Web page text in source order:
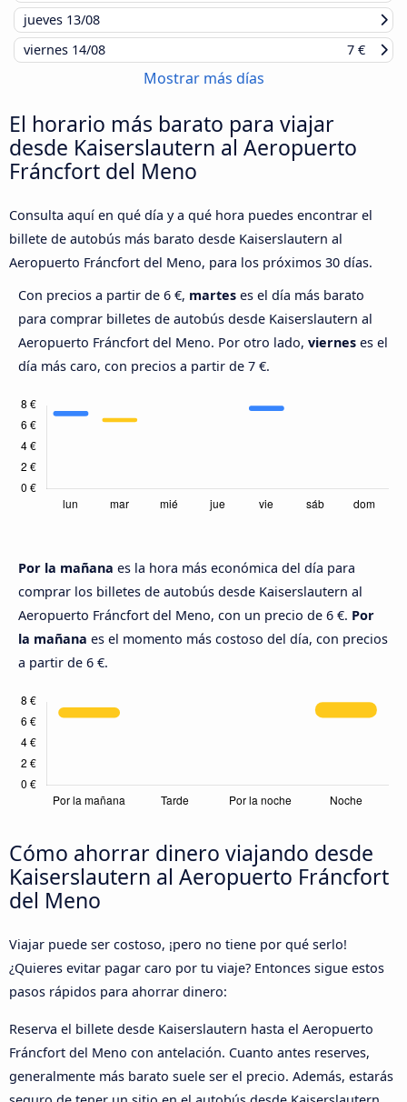
jueves 13/08
viernes 14/08 7 €
Mostrar más días
El horario más barato para viajar
desde Kaiserslautern al Aeropuerto
Fráncfort del Meno
Consulta aquí en qué día y a qué hora puedes encontrar el
billete de autobús más barato desde Kaiserslautern al
Aeropuerto Fráncfort del Meno, para los próximos 30 días.
Con precios a partir de 6 €, martes es el día más barato
para comprar billetes de autobús desde Kaiserslautern al
Aeropuerto Fráncfort del Meno. Por otro lado, viernes es el
día más caro, con precios a partir de 7 €.
Por la mañana es la hora más económica del día para
comprar los billetes de autobús desde Kaiserslautern al
Aeropuerto Fráncfort del Meno, con un precio de 6 €. Por
la mañana es el momento más costoso del día, con precios
a partir de 6 €.
Cómo ahorrar dinero viajando desde
Kaiserslautern al Aeropuerto Fráncfort
del Meno
Viajar puede ser costoso, ¡pero no tiene por qué serlo!
¿Quieres evitar pagar caro por tu viaje? Entonces sigue estos
pasos rápidos para ahorrar dinero:
Reserva el billete desde Kaiserslautern hasta el Aeropuerto
Fráncfort del Meno con antelación. Cuanto antes reserves,
generalmente más barato suele ser el precio. Además, estarás